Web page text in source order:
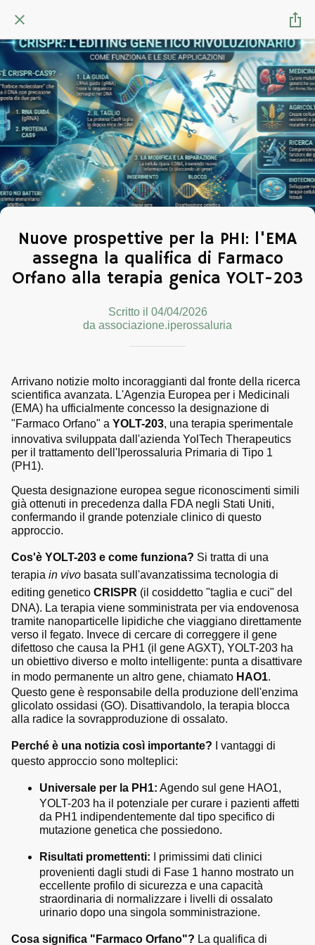
Nuove prospettive per la PH1: l'EMA
assegna la qualifica di Farmaco
Orfano alla terapia genica YOLT-203
Scritto il 04/04/2026
da associazione.iperossaluria
Arrivano notizie molto incoraggianti dal fronte della ricerca
scientifica avanzata. L'Agenzia Europea per i Medicinali
(EMA) ha ufficialmente concesso la designazione di
"Farmaco Orfano" a YOLT-203, una terapia sperimentale
innovativa sviluppata dall'azienda YolTech Therapeutics
per il trattamento dell'Iperossaluria Primaria di Tipo 1
(PH1).
Questa designazione europea segue riconoscimenti simili
già ottenuti in precedenza dalla FDA negli Stati Uniti,
confermando il grande potenziale clinico di questo
approccio.
Cos'è YOLT-203 e come funziona? Si tratta di una
terapia in vivo basata sull'avanzatissima tecnologia di
editing genetico CRISPR (il cosiddetto "taglia e cuci" del
DNA). La terapia viene somministrata per via endovenosa
tramite nanoparticelle lipidiche che viaggiano direttamente
verso il fegato. Invece di cercare di correggere il gene
difettoso che causa la PH1 (il gene AGXT), YOLT-203 ha
un obiettivo diverso e molto intelligente: punta a disattivare
in modo permanente un altro gene, chiamato HAO1.
Questo gene è responsabile della produzione dell'enzima
glicolato ossidasi (GO). Disattivandolo, la terapia blocca
alla radice la sovrapproduzione di ossalato.
Perché è una notizia così importante? I vantaggi di
questo approccio sono molteplici:
Universale per la PH1: Agendo sul gene HAO1,
YOLT-203 ha il potenziale per curare i pazienti affetti
da PH1 indipendentemente dal tipo specifico di
mutazione genetica che possiedono.
Risultati promettenti: I primissimi dati clinici
provenienti dagli studi di Fase 1 hanno mostrato un
eccellente profilo di sicurezza e una capacità
straordinaria di normalizzare i livelli di ossalato
urinario dopo una singola somministrazione.
Cosa significa "Farmaco Orfano"? La qualifica di